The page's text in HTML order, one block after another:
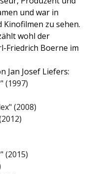
und war in
Kinofilmen zu sehen.
wohl der
Friedrich Boerne im
Jan Josef Liefers:
(1997)
(2008)
(2015)